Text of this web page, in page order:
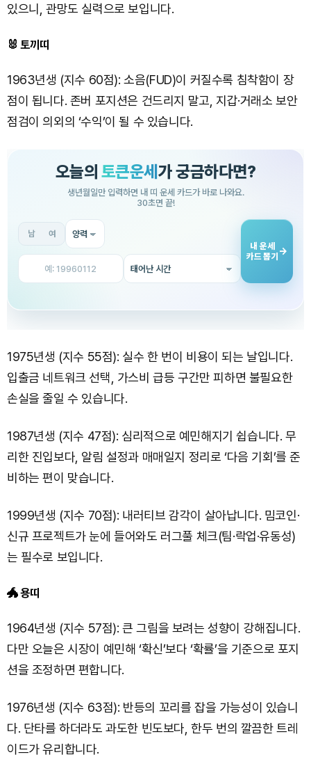
있으니, 관망도 실력으로 보입니다.
🐰 토끼띠
1963년생 (지수 60점): 소음(FUD)이 커질수록 침착함이 장
점이 됩니다. 존버 포지션은 건드리지 말고, 지갑·거래소 보안
점검이 의외의 ‘수익’이 될 수 있습니다.
1975년생 (지수 55점): 실수 한 번이 비용이 되는 날입니다.
입출금 네트워크 선택, 가스비 급등 구간만 피하면 불필요한
손실을 줄일 수 있습니다.
1987년생 (지수 47점): 심리적으로 예민해지기 쉽습니다. 무
리한 진입보다, 알림 설정과 매매일지 정리로 ‘다음 기회’를 준
비하는 편이 맞습니다.
1999년생 (지수 70점): 내러티브 감각이 살아납니다. 밈코인·
신규 프로젝트가 눈에 들어와도 러그풀 체크(팀·락업·유동성)
는 필수로 보입니다.
🐲 용띠
1964년생 (지수 57점): 큰 그림을 보려는 성향이 강해집니다.
다만 오늘은 시장이 예민해 ‘확신’보다 ‘확률’을 기준으로 포지
션을 조정하면 편합니다.
1976년생 (지수 63점): 반등의 꼬리를 잡을 가능성이 있습니
다. 단타를 하더라도 과도한 빈도보다, 한두 번의 깔끔한 트레
이드가 유리합니다.